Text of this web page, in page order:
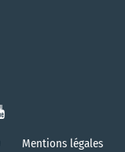
Mentions légales